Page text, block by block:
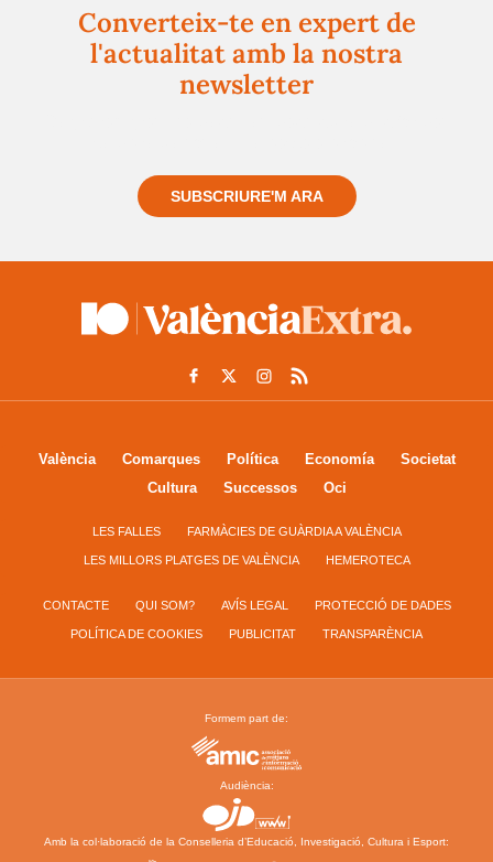
Converteix-te en expert de
l'actualitat amb la nostra
newsletter
SUBSCRIURE'M ARA
València Comarques Política Economía
Societat
Cultura
Successos Oci
LES FALLES FARMÀCIES DE GUÀRDIA A VALÈNCIA
LES MILLORS PLATGES DE VALÈNCIA HEMEROTECA
CONTACTE QUI SOM? AVÍS LEGAL PROTECCIÓ DE DADES
POLÍTICA DE COOKIES PUBLICITAT TRANSPARÈNCIA
Formem part de:
Audiència:
Amb la col·laboració de la Conselleria d’Educació, Investigació, Cultura i Esport: